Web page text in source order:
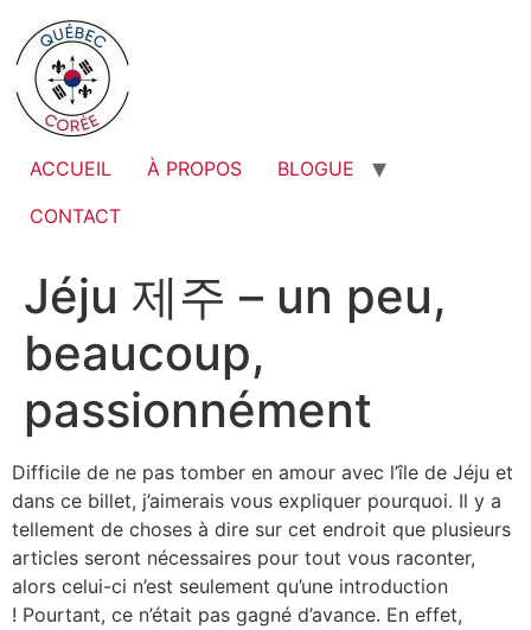
ACCUEIL À PROPOS
BLOGUE
CONTACT
Jéju 제주 – un peu,
beaucoup,
passionnément
Difficile de ne pas tomber en amour avec l’île de Jéju et
dans ce billet, j’aimerais vous expliquer pourquoi. Il y a
tellement de choses à dire sur cet endroit que plusieurs
articles seront nécessaires pour tout vous raconter,
alors celui-ci n’est seulement qu’une introduction
! Pourtant, ce n’était pas gagné d’avance. En effet,